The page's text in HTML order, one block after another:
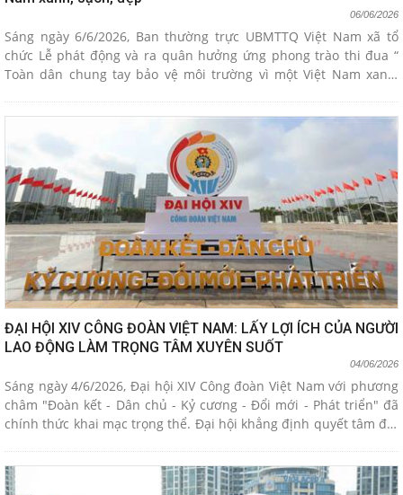
06/06/2026
Sáng ngày 6/6/2026, Ban thường trực UBMTTQ Việt Nam xã tổ
chức Lễ phát động và ra quân hưởng ứng phong trào thi đua “
Toàn dân chung tay bảo vệ môi trường vì một Việt Nam xanh,
viên, hội viên và nhân dân..
ĐẠI HỘI XIV CÔNG ĐOÀN VIỆT NAM: LẤY LỢI ÍCH CỦA NGƯỜI
LAO ĐỘNG LÀM TRỌNG TÂM XUYÊN SUỐT
04/06/2026
Sáng ngày 4/6/2026, Đại hội XIV Công đoàn Việt Nam với phương
châm "Đoàn kết - Dân chủ - Kỷ cương - Đổi mới - Phát triển" đã
chính thức khai mạc trọng thể. Đại hội khẳng định quyết tâm đặt
người lao động làm ưu tiên hàng đầu trong chỉ đạo và phân bổ
nguồn lực của toàn hệ thống trong nhiệm kỳ mới.